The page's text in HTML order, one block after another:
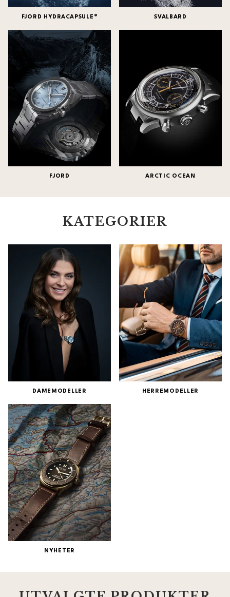
FJORD HYDRACAPSULE® SVALBARD
FJORD ARCTIC OCEAN
KATEGORIER
DAMEMODELLER HERREMODELLER
NYHETER